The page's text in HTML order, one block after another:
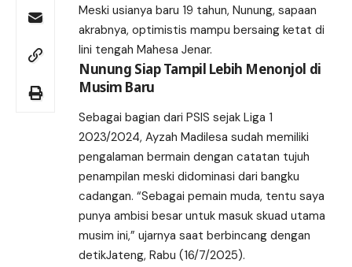
Meski usianya baru 19 tahun, Nunung, sapaan
akrabnya, optimistis mampu bersaing ketat di
lini tengah Mahesa Jenar.
Nunung Siap Tampil Lebih Menonjol di
Musim Baru
Sebagai bagian dari PSIS sejak Liga 1
2023/2024, Ayzah Madilesa sudah memiliki
pengalaman bermain dengan catatan tujuh
penampilan meski didominasi dari bangku
cadangan. “Sebagai pemain muda, tentu saya
punya ambisi besar untuk masuk skuad utama
musim ini,” ujarnya saat berbincang dengan
detikJateng, Rabu (16/7/2025).